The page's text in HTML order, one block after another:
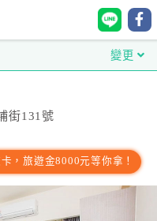
變更
街131號
，旅遊金8000元等你拿！